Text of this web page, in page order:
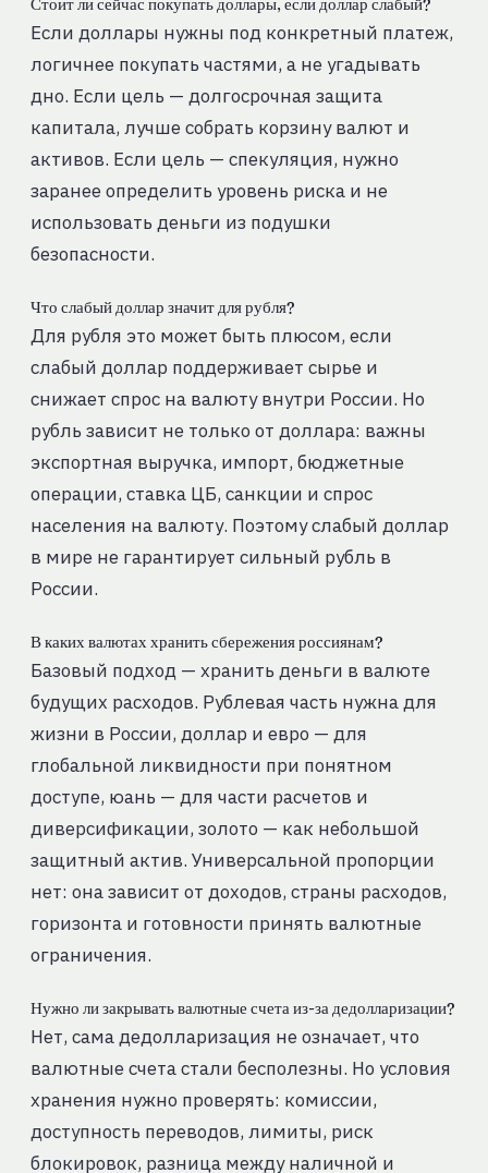
Стоит ли сейчас покупать доллары, если доллар слабый?
Если доллары нужны под конкретный платеж,
логичнее покупать частями, а не угадывать
дно. Если цель — долгосрочная защита
капитала, лучше собрать корзину валют и
активов. Если цель — спекуляция, нужно
заранее определить уровень риска и не
использовать деньги из подушки
безопасности.
Что слабый доллар значит для рубля?
Для рубля это может быть плюсом, если
слабый доллар поддерживает сырье и
снижает спрос на валюту внутри России. Но
рубль зависит не только от доллара: важны
экспортная выручка, импорт, бюджетные
операции, ставка ЦБ, санкции и спрос
населения на валюту. Поэтому слабый доллар
в мире не гарантирует сильный рубль в
России.
В каких валютах хранить сбережения россиянам?
Базовый подход — хранить деньги в валюте
будущих расходов. Рублевая часть нужна для
жизни в России, доллар и евро — для
глобальной ликвидности при понятном
доступе, юань — для части расчетов и
диверсификации, золото — как небольшой
защитный актив. Универсальной пропорции
нет: она зависит от доходов, страны расходов,
горизонта и готовности принять валютные
ограничения.
Нужно ли закрывать валютные счета из-за дедолларизации?
Нет, сама дедолларизация не означает, что
валютные счета стали бесполезны. Но условия
хранения нужно проверять: комиссии,
доступность переводов, лимиты, риск
блокировок, разница между наличной и